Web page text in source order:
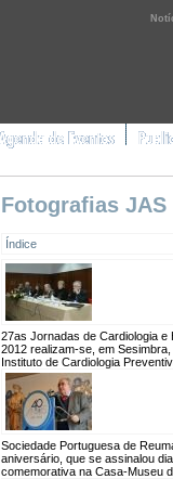
Fotografias
Índice
27as Jornadas de Cardiologia e
2012 realizam-se, em
Instituto de Cardiologia
Sociedade Portuguesa de
aniversário, que se assinalou
comemorativa na Casa-Museu